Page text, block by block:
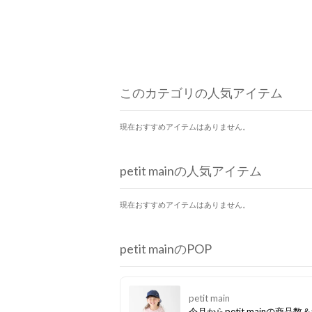
このカテゴリの人気アイテム
現在おすすめアイテムはありません。
petit mainの人気アイテム
現在おすすめアイテムはありません。
petit mainのPOP
petit main